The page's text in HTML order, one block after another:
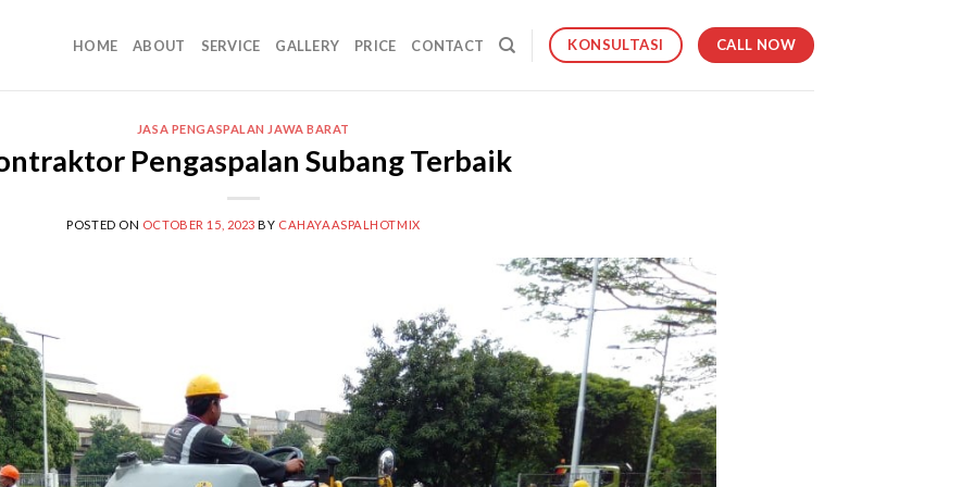
HOME ABOUT SERVICE GALLERY PRICE CONTACT KONSULTASI CALL NOW
JASA PENGASPALAN JAWA BARAT
Pengaspalan Subang Terbaik
POSTED ON OCTOBER 15, 2023 BY CAHAYAASPALHOTMIX